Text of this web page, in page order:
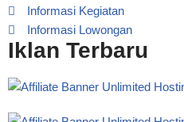
Informasi Kegiatan
Informasi Lowongan
Iklan Terbaru